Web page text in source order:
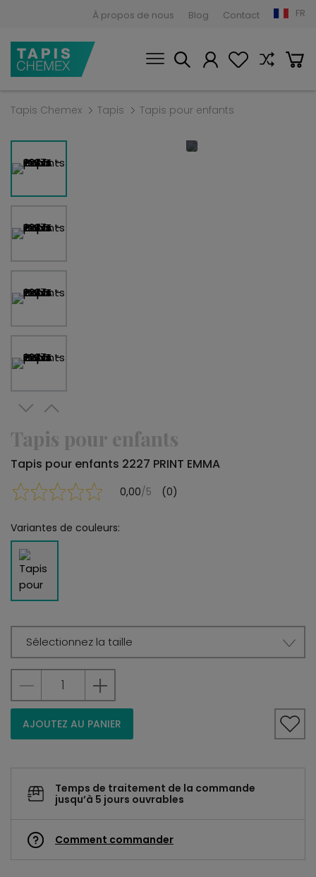
À propos de nous Blog Contact FR
Tapis Chemex Tapis Tapis pour enfants
Tapis pour enfants
Tapis pour enfants 2227 PRINT EMMA
0,00/5 (0)
Variantes de couleurs:
Sélectionnez la taille
AJOUTEZ AU PANIER
Temps de traitement de la commande
jusqu’à 5 jours ouvrables
Comment commander